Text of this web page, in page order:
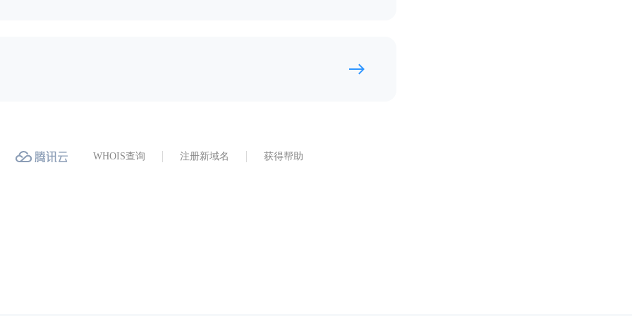
WHOIS查询 注册新域名 获得帮助